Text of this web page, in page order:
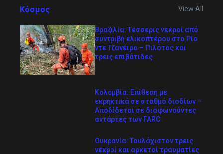
Κόσμος View All
Βραζιλία: Τέσσερις νεκροί από
συντριβή ελικοπτέρου στο Ρίο
ντε Τζανέιρο – Πιλότος και
τρεις επιβάτιδες
Κολομβία: Επίθεση με
εκρηκτικά σε σταθμό διοδίων –
Αποδίδεται σε διαφωνούντες
αντάρτες των FARC
Ουκρανία: Τουλάχιστον τρεις
νεκροί και αρκετοί τραυματίες